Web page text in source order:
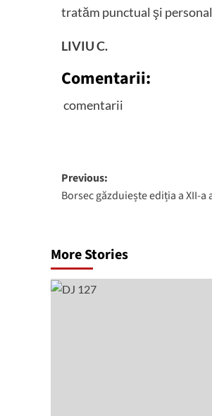
tratăm punctual şi
LIVIU C.
Comentarii:
comentarii
Post
navigation
Previous:
Borsec găzduiește ediția a XII-
More Stories